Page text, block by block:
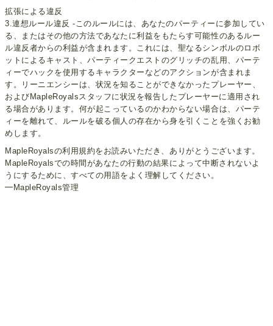
拡張による違反
3.連想ルール違反 -このルールには、あなたのパーティーに参加してい
る、またはその他の方法であなたに利益をもたらす可能性のあるルー
ル違反者からの利益が含まれます。これには、聖なるシンボルのロボ
ットによるキャスト、パーティークエストのグリッチの乱用、パーテ
ィーでハックを使用するキャラクターなどのアクションが含まれま
す。リーニエンシーは、状況を知ることができなかったプレーヤー、
およびMapleRoyalsスタッフに状況を報告したプレーヤーに適用され
る場合があります。何が起こっているのかわからない場合は、パーテ
ィーを離れて、ルールを破る個人の存在から身を引くことを強くお勧
めします。
MapleRoyalsの利用規約をお読みいただき、ありがとうございます。
MapleRoyalsでの時間があなたの行動の結果によって中断されないよ
うにするために、すべての用語をよく理解してください。
━MapleRoyals管理